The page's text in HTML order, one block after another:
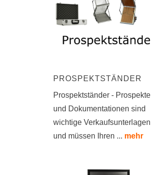
PROSPEKTSTÄNDER
Prospektständer - Prospekte
und Dokumentationen sind
wichtige Verkaufsunterlagen
und müssen Ihren ... mehr